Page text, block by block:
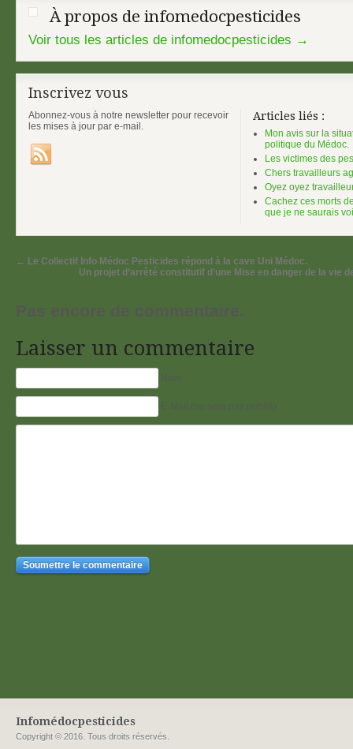
À propos de infomedocpesticides
Voir tous les articles de infomedocpesticides →
Inscrivez vous
Abonnez-vous à notre newsletter pour recevoir
les mises à jour par e-mail.
Articles liés :
Mon avis sur la
politique du Médoc.
Les victimes des
Chers travailleurs
Oyez oyez
Cachez ces morts
que je ne saurais
← Le Collectif Info Médoc Pesticides répond à la cave Uni Médoc.
Un projet d’arrêté constitutif d’une Mise en danger de la vie
Pas encore de commentaire.
Laisser un commentaire
Nom
E-Mail (ne sera pas publié)
Infomédocpesticides
Copyright © 2016. Tous droits réservés.